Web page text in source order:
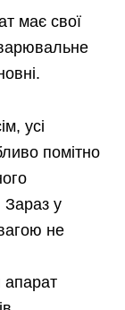
має свої
усі
помітно
у
не